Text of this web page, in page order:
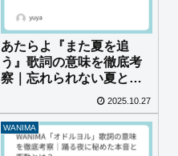
あたらよ『また夏を追
う』歌詞の意味を徹底考
察｜忘れられない夏と再
2025.10.27
WANIMA